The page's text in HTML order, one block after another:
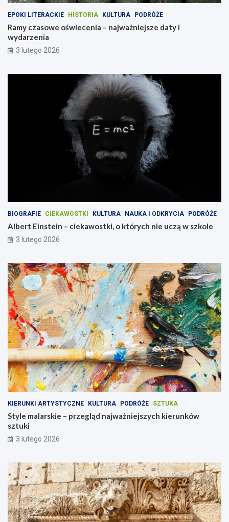
EPOKI LITERACKIE HISTORIA KULTURA PODRÓŻE
Ramy czasowe oświecenia – najważniejsze daty i
wydarzenia
3 lutego 2026
BIOGRAFIE CIEKAWOSTKI KULTURA NAUKA I ODKRYCIA PODRÓŻE
Albert Einstein – ciekawostki, o których nie uczą w szkole
3 lutego 2026
KIERUNKI ARTYSTYCZNE KULTURA PODRÓŻE SZTUKA
Style malarskie – przegląd najważniejszych kierunków
sztuki
3 lutego 2026